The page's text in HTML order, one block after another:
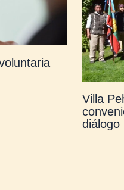
Villa
diálogo